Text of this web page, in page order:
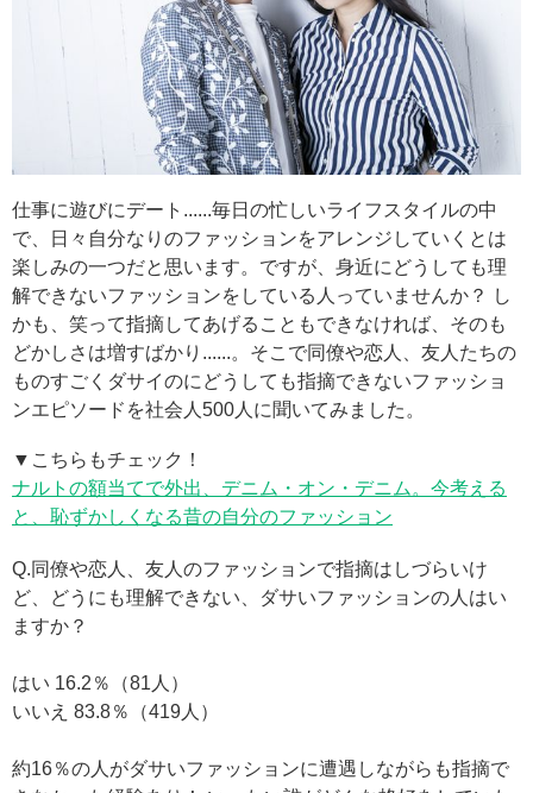
仕事に遊びにデート......毎日の忙しいライフスタイルの中
で、日々自分なりのファッションをアレンジしていくとは
楽しみの一つだと思います。ですが、身近にどうしても理
解できないファッションをしている人っていませんか？ し
かも、笑って指摘してあげることもできなければ、そのも
どかしさは増すばかり......。そこで同僚や恋人、友人たちの
ものすごくダサイのにどうしても指摘できないファッショ
ンエピソードを社会人500人に聞いてみました。
▼こちらもチェック！
ナルトの額当てで外出、デニム・オン・デニム。今考える
と、恥ずかしくなる昔の自分のファッション
Q.同僚や恋人、友人のファッションで指摘はしづらいけ
ど、どうにも理解できない、ダサいファッションの人はい
ますか？
はい 16.2％（81人）
いいえ 83.8％（419人）
約16％の人がダサいファッションに遭遇しながらも指摘で